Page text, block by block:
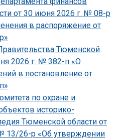
от 30 июня 2026 г. № 08-р
в распоряжение от
Тюменской
2026 г. № 382-п «О
в постановление от
по охране и
историко-
Тюменской области от
13/26-р «Об утверждении